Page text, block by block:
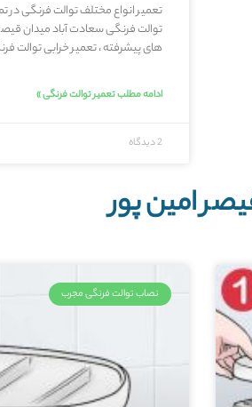
تعمیر انواع مختلف توالت فرنگی در
توالت فرنگی سعادت آباد میدان
های پیشرفته ، تعمیر خرابی توالت
ادامه مطلب تعمیر توالت فرنگی »
2 دیدگاه
امین پور
نصاب توالت فرنگی مجرب